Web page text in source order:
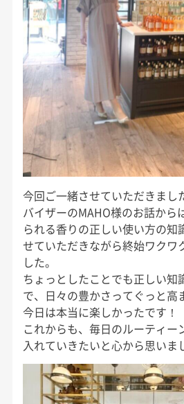
今回ご一緒させていただきまし
バイザーのMAHO様のお話から
られる香りの正しい使い方の知
せていただきながら終始ワクワ
した。
ちょっとしたことでも正しい知
で、日々の豊かさってぐっと高
今日は本当に楽しかったです！
これからも、毎日のルーティー
入れていきたいと心から思いま